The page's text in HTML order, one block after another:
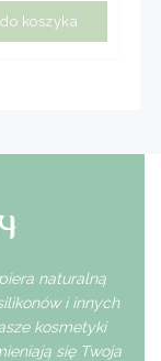
koszyka
naturalną
i innych
kosmetyki
się Twoja